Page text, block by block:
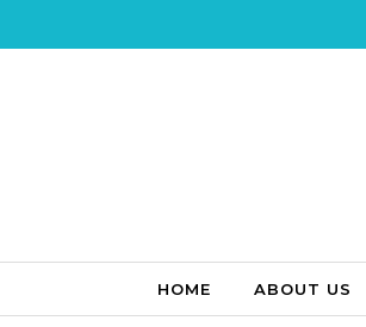
HOME ABOUT US